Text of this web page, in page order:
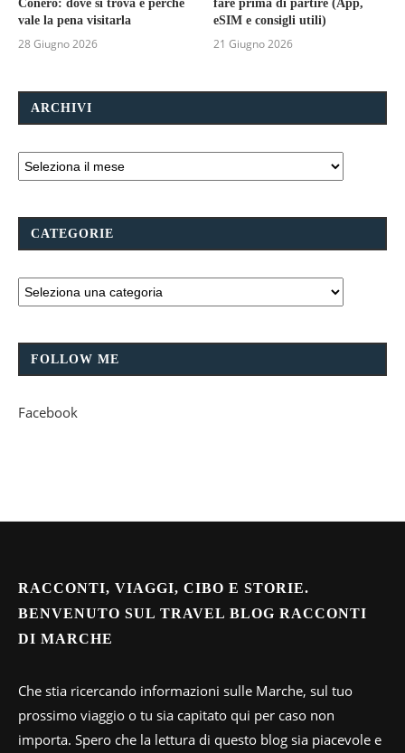
Conero: dove si trova e perché
vale la pena visitarla
28 Giugno 2026
fare prima di partire (App,
eSIM e consigli utili)
21 Giugno 2026
ARCHIVI
CATEGORIE
FOLLOW ME
Facebook
RACCONTI, VIAGGI, CIBO E STORIE.
BENVENUTO SUL TRAVEL BLOG RACCONTI
DI MARCHE
Che stia ricercando informazioni sulle Marche, sul tuo
prossimo viaggio o tu sia capitato qui per caso non
importa. Spero che la lettura di questo blog sia piacevole e